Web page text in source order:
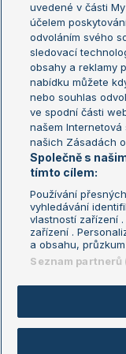
Aktualní trendy
Fotbalové přestupy
Livesport Daily
LS Prague Open
Podmínky užití
GDPR a žurnalistika
Kontakt
Copyright © 2008-2026
uvedené v části
účelem
odvoláním svého
sledovací
obsahy a reklamy
nabídku můžete
nebo souhlas
ve spodní části
našem
našich Zásadách
Společně s
tímto cílem:
Používání
vyhledávání
vlastností zařízení
zařízení .
a obsahu,
Seznam partnerů